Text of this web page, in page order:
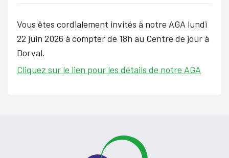
Vous êtes cordialement invités à notre AGA lundi
22 juin 2026 à compter de 18h au Centre de jour à
Dorval.
Cliquez sur le lien pour les détails de notre AGA